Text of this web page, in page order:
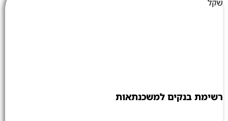
רשימת בנקים למשכנתאות